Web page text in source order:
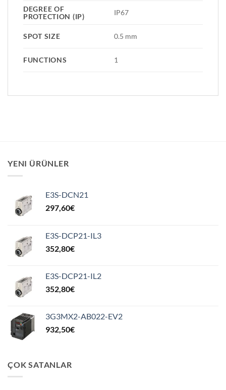
DEGREE OF
PROTECTION (IP)
IP67
SPOT SIZE 0.5 mm
FUNCTIONS 1
YENI ÜRÜNLER
E3S-DCN21
297,60€
E3S-DCP21-IL3
352,80€
E3S-DCP21-IL2
352,80€
3G3MX2-AB022-EV2
932,50€
ÇOK SATANLAR